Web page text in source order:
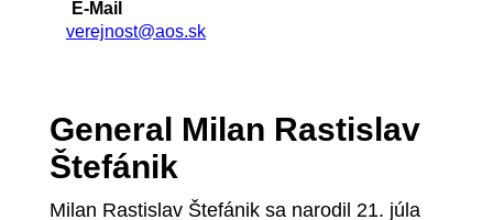
E-Mail
verejnost@aos.sk
General Milan Rastislav
Štefánik
Milan Rastislav Štefánik sa narodil 21. júla